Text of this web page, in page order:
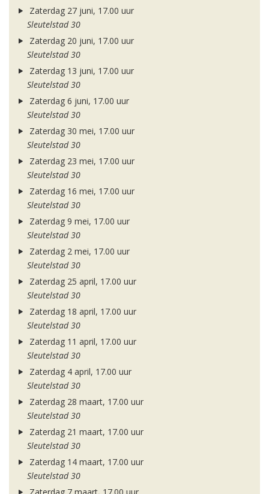
Zaterdag 27 juni, 17.00 uur
Sleutelstad 30
Zaterdag 20 juni, 17.00 uur
Sleutelstad 30
Zaterdag 13 juni, 17.00 uur
Sleutelstad 30
Zaterdag 6 juni, 17.00 uur
Sleutelstad 30
Zaterdag 30 mei, 17.00 uur
Sleutelstad 30
Zaterdag 23 mei, 17.00 uur
Sleutelstad 30
Zaterdag 16 mei, 17.00 uur
Sleutelstad 30
Zaterdag 9 mei, 17.00 uur
Sleutelstad 30
Zaterdag 2 mei, 17.00 uur
Sleutelstad 30
Zaterdag 25 april, 17.00 uur
Sleutelstad 30
Zaterdag 18 april, 17.00 uur
Sleutelstad 30
Zaterdag 11 april, 17.00 uur
Sleutelstad 30
Zaterdag 4 april, 17.00 uur
Sleutelstad 30
Zaterdag 28 maart, 17.00 uur
Sleutelstad 30
Zaterdag 21 maart, 17.00 uur
Sleutelstad 30
Zaterdag 14 maart, 17.00 uur
Sleutelstad 30